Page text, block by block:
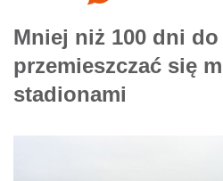
Mniej niż 100 dni
przemieszczać się
stadionami